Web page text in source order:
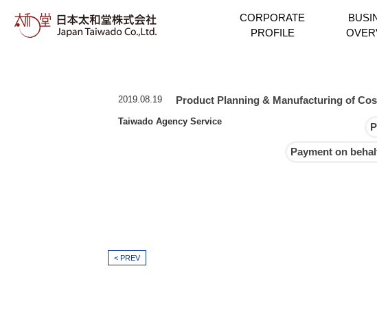
日本太和堂株式会社 | 日本太和堂株式会社は
CORPORATE
PROFILE
2019.08.19 Product Planning & Manufacturing of
Taiwado Agency Service
Payment on
< PREV